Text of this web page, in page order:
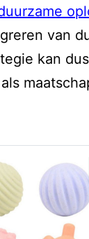
van
kan